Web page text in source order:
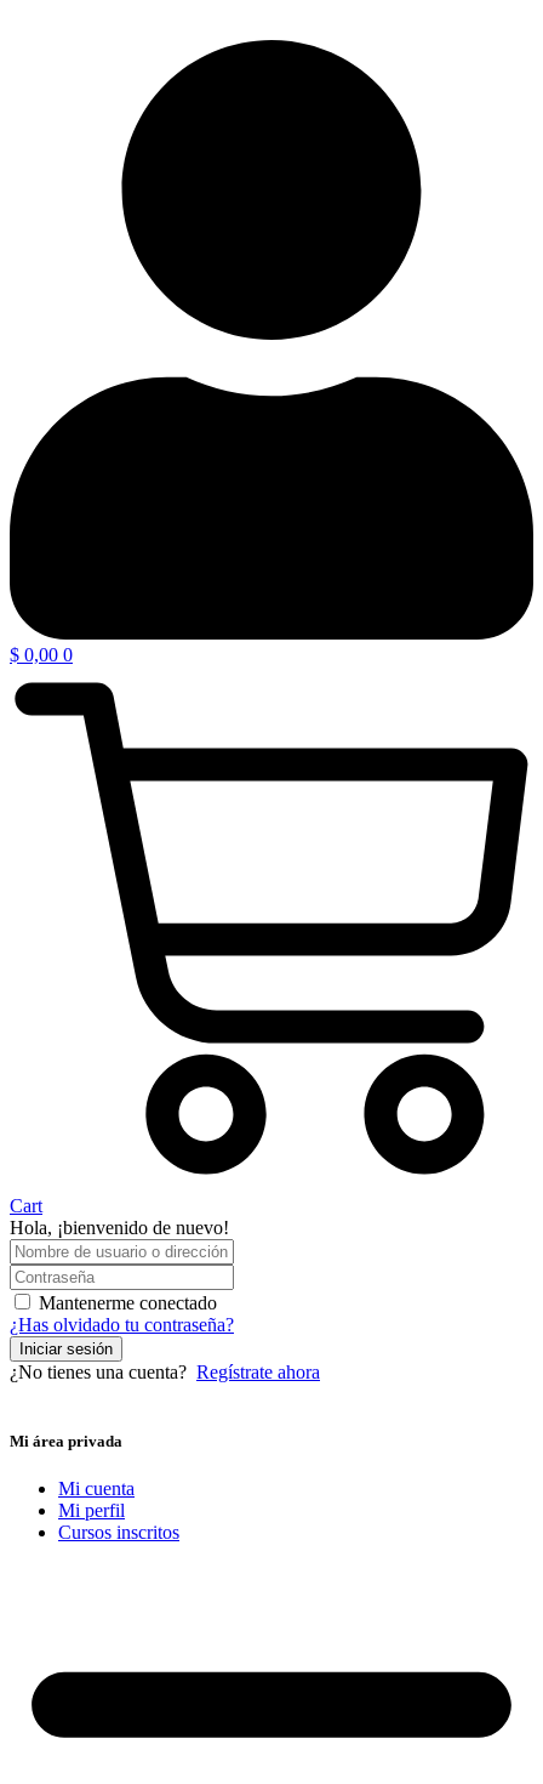
$ 0,00 0
Cart
Hola, ¡bienvenido de nuevo!
Mantenerme conectado
¿Has olvidado tu contraseña?
Iniciar sesión
¿No tienes una cuenta? Regístrate ahora
Mi área privada
Mi cuenta
Mi perfil
Cursos inscritos